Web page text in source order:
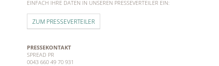
EINFACH IHRE DATEN IN UNSEREN PRESSEVERTEILER EIN:
ZUM PRESSEVERTEILER
PRESSEKONTAKT
SPREAD PR
0043 660 49 70 931